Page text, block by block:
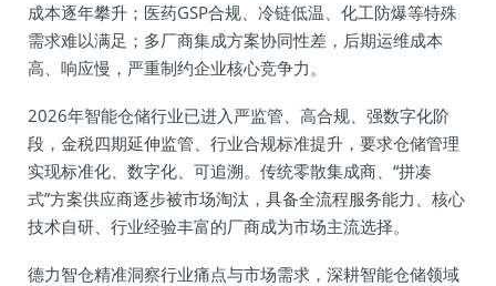
成本逐年攀升；医药GSP合规、冷链低温、化工防爆等特殊
需求难以满足；多厂商集成方案协同性差，后期运维成本
高、响应慢，严重制约企业核心竞争力。
2026年智能仓储行业已进入严监管、高合规、强数字化阶
段，金税四期延伸监管、行业合规标准提升，要求仓储管理
实现标准化、数字化、可追溯。传统零散集成商、“拼凑
式”方案供应商逐步被市场淘汰，具备全流程服务能力、核心
技术自研、行业经验丰富的厂商成为市场主流选择。
德力智仓精准洞察行业痛点与市场需求，深耕智能仓储领域